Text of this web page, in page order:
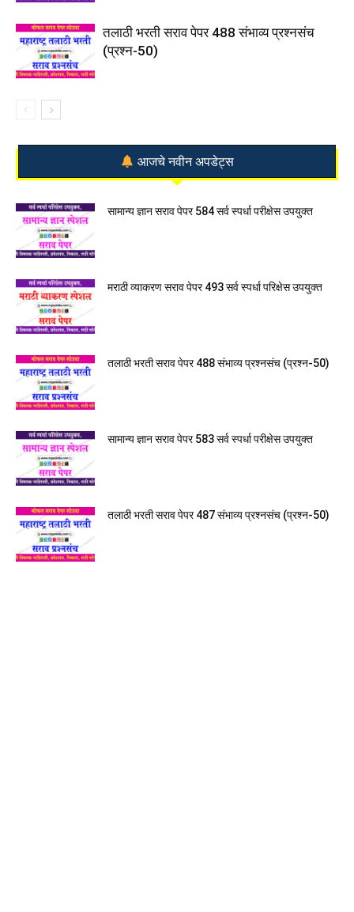
तलाठी भरती सराव पेपर 488 संभाव्य प्रश्नसंच
(प्रश्न-50)
आजचे नवीन अपडेट्स
सामान्य ज्ञान सराव पेपर 584 सर्व स्पर्धा परीक्षेस उपयुक्त
मराठी व्याकरण सराव पेपर 493 सर्व स्पर्धा परिक्षेस उपयुक्त
तलाठी भरती सराव पेपर 488 संभाव्य प्रश्नसंच (प्रश्न-50)
सामान्य ज्ञान सराव पेपर 583 सर्व स्पर्धा परीक्षेस उपयुक्त
तलाठी भरती सराव पेपर 487 संभाव्य प्रश्नसंच (प्रश्न-50)